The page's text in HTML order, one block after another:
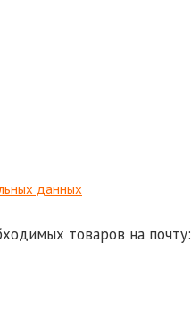
данных
товаров на почту: